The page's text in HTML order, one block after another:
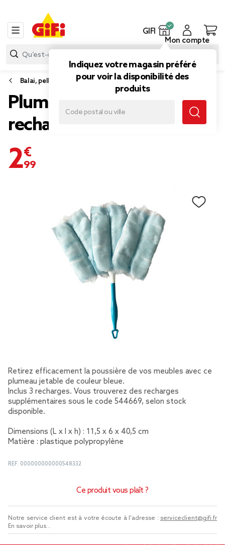
GIFI
Indiquez votre magasin préféré
pour voir la disponibilité des
produits
Mon compte
Balai, pelle et balayette
Plumeau jetable bleu 3
recharges
2,99 €
Retirez efficacement la poussière de vos meubles avec ce
plumeau jetable de couleur bleue.
Inclus 3 recharges. Vous trouverez des recharges
supplémentaires sous le code 544669, selon stock
disponible.
Dimensions (L x l x h) : 11,5 x 6 x 40,5 cm
Matière : plastique polypropylène
REF. 000000000000548332
Ce produit vous plaît ?
Notre service client est à votre écoute à l'adresse : serviceclient@gifi.fr
En savoir plus...